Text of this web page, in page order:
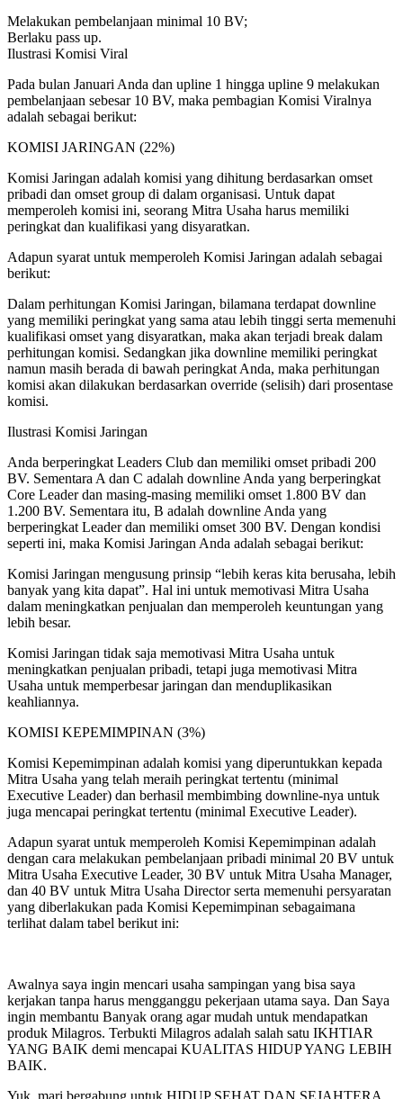
Melakukan pembelanjaan minimal 10 BV;
Berlaku pass up.
Ilustrasi Komisi Viral
Pada bulan Januari Anda dan upline 1 hingga upline 9 melakukan
pembelanjaan sebesar 10 BV, maka pembagian Komisi Viralnya
adalah sebagai berikut:
KOMISI JARINGAN (22%)
Komisi Jaringan adalah komisi yang dihitung berdasarkan omset
pribadi dan omset group di dalam organisasi. Untuk dapat
memperoleh komisi ini, seorang Mitra Usaha harus memiliki
peringkat dan kualifikasi yang disyaratkan.
Adapun syarat untuk memperoleh Komisi Jaringan adalah sebagai
berikut:
Dalam perhitungan Komisi Jaringan, bilamana terdapat downline
yang memiliki peringkat yang sama atau lebih tinggi serta memenuhi
kualifikasi omset yang disyaratkan, maka akan terjadi break dalam
perhitungan komisi. Sedangkan jika downline memiliki peringkat
namun masih berada di bawah peringkat Anda, maka perhitungan
komisi akan dilakukan berdasarkan override (selisih) dari prosentase
komisi.
Ilustrasi Komisi Jaringan
Anda berperingkat Leaders Club dan memiliki omset pribadi 200
BV. Sementara A dan C adalah downline Anda yang berperingkat
Core Leader dan masing-masing memiliki omset 1.800 BV dan
1.200 BV. Sementara itu, B adalah downline Anda yang
berperingkat Leader dan memiliki omset 300 BV. Dengan kondisi
seperti ini, maka Komisi Jaringan Anda adalah sebagai berikut:
Komisi Jaringan mengusung prinsip “lebih keras kita berusaha, lebih
banyak yang kita dapat”. Hal ini untuk memotivasi Mitra Usaha
dalam meningkatkan penjualan dan memperoleh keuntungan yang
lebih besar.
Komisi Jaringan tidak saja memotivasi Mitra Usaha untuk
meningkatkan penjualan pribadi, tetapi juga memotivasi Mitra
Usaha untuk memperbesar jaringan dan menduplikasikan
keahliannya.
KOMISI KEPEMIMPINAN (3%)
Komisi Kepemimpinan adalah komisi yang diperuntukkan kepada
Mitra Usaha yang telah meraih peringkat tertentu (minimal
Executive Leader) dan berhasil membimbing downline-nya untuk
juga mencapai peringkat tertentu (minimal Executive Leader).
Adapun syarat untuk memperoleh Komisi Kepemimpinan adalah
dengan cara melakukan pembelanjaan pribadi minimal 20 BV untuk
Mitra Usaha Executive Leader, 30 BV untuk Mitra Usaha Manager,
dan 40 BV untuk Mitra Usaha Director serta memenuhi persyaratan
yang diberlakukan pada Komisi Kepemimpinan sebagaimana
terlihat dalam tabel berikut ini:
Awalnya saya ingin mencari usaha sampingan yang bisa saya
kerjakan tanpa harus mengganggu pekerjaan utama saya. Dan Saya
ingin membantu Banyak orang agar mudah untuk mendapatkan
produk Milagros. Terbukti Milagros adalah salah satu IKHTIAR
YANG BAIK demi mencapai KUALITAS HIDUP YANG LEBIH
BAIK.
Yuk, mari bergabung untuk HIDUP SEHAT DAN SEJAHTERA